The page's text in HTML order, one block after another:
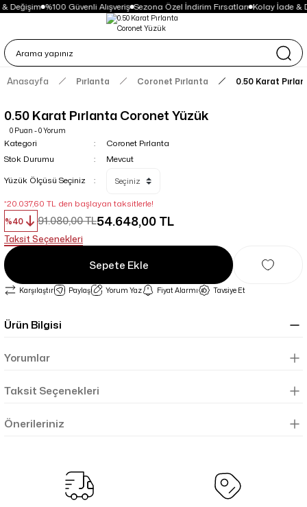
Değişim %100 Güvenli Alışveriş Sezona Özel İndirim Fırsatları Kolay İade &
Anasayfa Pırlanta Coronet Pırlanta 0.50 Karat
0.50 Karat Pırlanta Coronet Yüzük
0 Puan - 0 Yorum
Kategori
Coronet Pırlanta
Stok Durumu
Mevcut
Yüzük Ölçüsü Seçiniz
*20.037,60 TL den başlayan taksitlerle!
%40
91.080,00 TL54.648,00 TL
Taksit Seçenekleri
Sepete Ekle
Karşılaştır Paylaş Yorum Yaz Fiyat Alarmı Tavsiye Et
Ürün Bilgisi
Yorumlar
Taksit Seçenekleri
Önerileriniz